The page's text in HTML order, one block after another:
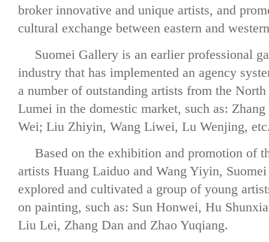
broker innovative and unique artists, and
cultural exchange between eastern and
Suomei Gallery is an earlier professional
industry that has implemented an agency
a number of outstanding artists from the
Lumei in the domestic market, such as:
Wei; Liu Zhiyin, Wang Liwei, Lu Wenjing,
Based on the exhibition and promotion of
artists Huang Laiduo and Wang Yiyin,
explored and cultivated a group of young
on painting, such as: Sun Honwei, Hu
Liu Lei, Zhang Dan and Zhao Yuqiang.